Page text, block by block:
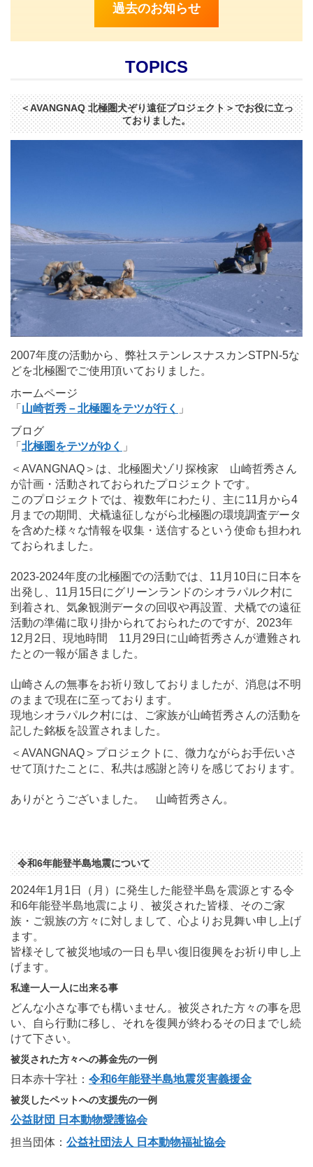
過去のお知らせ
TOPICS
＜AVANGNAQ 北極圏犬ぞり遠征プロジェクト＞でお役に立っ
ておりました。
2007年度の活動から、弊社ステンレスナスカンSTPN-5な
どを北極圏でご使用頂いておりました。
ホームページ
「 山崎哲秀－北極圏をテツが行く
」
ブログ
「 北極圏をテツがゆく
」
＜AVANGNAQ＞は、北極圏犬ゾリ探検家 山崎哲秀さん
が計画・活動されておられたプロジェクトです。
このプロジェクトでは、複数年にわたり、主に11月から4
月までの期間、犬橇遠征しながら北極圏の環境調査データ
を含めた様々な情報を収集・送信するという使命も担われ
ておられました。
2023-2024年度の北極圏での活動では、11月10日に日本を
出発し、11月15日にグリーンランドのシオラパルク村に
到着され、気象観測データの回収や再設置、犬橇での遠征
活動の準備に取り掛かられておられたのですが、2023年
12月2日、現地時間 11月29日に山崎哲秀さんが遭難され
たとの一報が届きました。
山崎さんの無事をお祈り致しておりましたが、消息は不明
のままで現在に至っております。
現地シオラパルク村には、ご家族が山崎哲秀さんの活動を
記した銘板を設置されました。
＜AVANGNAQ＞プロジェクトに、微力ながらお手伝いさ
せて頂けたことに、私共は感謝と誇りを感じております。
ありがとうございました。 山崎哲秀さん。
令和6年能登半島地震について
2024年1月1日（月）に発生した能登半島を震源とする令
和6年能登半島地震により、被災された皆様、そのご家
族・ご親族の方々に対しまして、心よりお見舞い申し上げ
ます。
皆様そして被災地域の一日も早い復旧復興をお祈り申し上
げます。
私達一人一人に出来る事
どんな小さな事でも構いません。被災された方々の事を思
い、自ら行動に移し、それを復興が終わるその日までし続
けて下さい。
被災された方々への募金先の一例
日本赤十字社： 令和6年能登半島地震災害義援金
被災したペットへの支援先の一例
公益財団 日本動物愛護協会
担当団体： 公益社団法人 日本動物福祉協会